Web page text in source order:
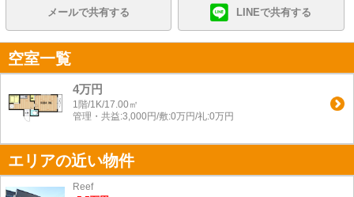
メールで共有する LINEで共有する
空室一覧
4万円
1階/1K/17.00㎡
管理・共益:3,000円/敷:0万円/礼:0万円
エリアの近い物件
Reef